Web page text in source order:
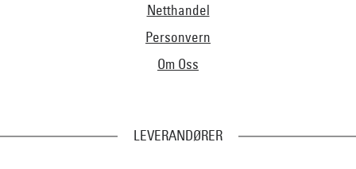
Netthandel
Personvern
Om Oss
LEVERANDØRER